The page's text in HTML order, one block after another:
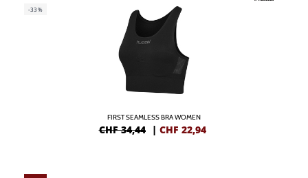
-33%
FIRST SEAMLESS BRA WOMEN
CHF 34,44 | CHF 22,94